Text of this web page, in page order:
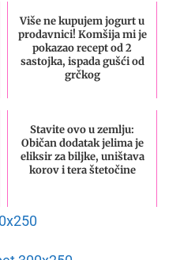
Više ne kupujem jogurt u
prodavnici! Komšija mi je
pokazao recept od 2
sastojka, ispada gušći od
grčkog
Stavite ovo u zemlju:
Običan dodatak jelima je
eliksir za biljke, uništava
korov i tera štetočine